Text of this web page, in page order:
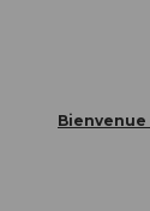
Bienvenue